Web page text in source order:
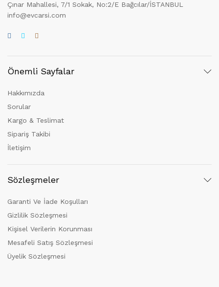
Çınar Mahallesi, 7/1 Sokak, No:2/E Bağcılar/İSTANBUL
info@evcarsi.com
Önemli Sayfalar
Hakkımızda
Sorular
Kargo & Teslimat
Sipariş Takibi
İletişim
Sözleşmeler
Garanti Ve İade Koşulları
Gizlilik Sözleşmesi
Kişisel Verilerin Korunması
Mesafeli Satış Sözleşmesi
Üyelik Sözleşmesi